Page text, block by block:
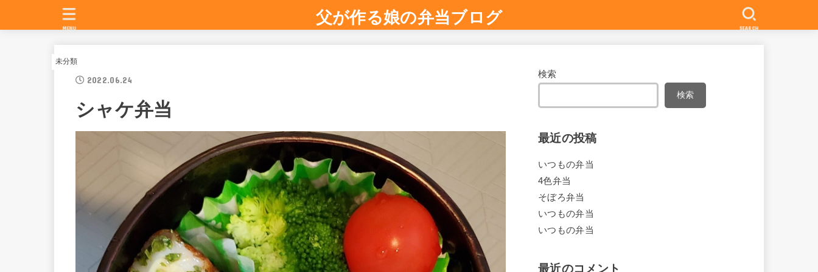
父が作る娘の弁当ブログ
SEARCH
MENU
未分類
2022.06.24
シャケ弁当
検索
検索
最近の投稿
いつもの弁当
4色弁当
そぼろ弁当
いつもの弁当
いつもの弁当
最近のコメント